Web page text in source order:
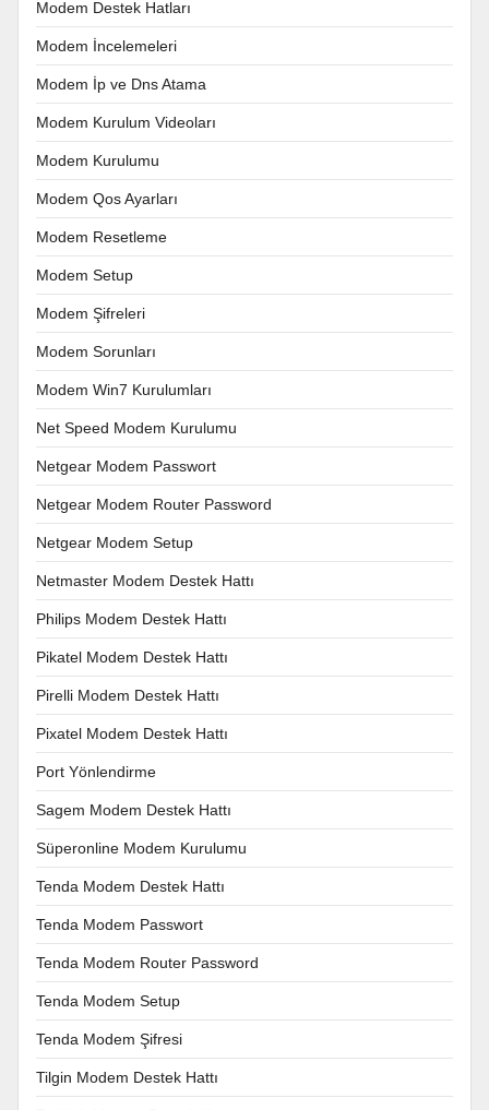
Modem Destek Hatları
Modem İncelemeleri
Modem İp ve Dns Atama
Modem Kurulum Videoları
Modem Kurulumu
Modem Qos Ayarları
Modem Resetleme
Modem Setup
Modem Şifreleri
Modem Sorunları
Modem Win7 Kurulumları
Net Speed Modem Kurulumu
Netgear Modem Passwort
Netgear Modem Router Password
Netgear Modem Setup
Netmaster Modem Destek Hattı
Philips Modem Destek Hattı
Pikatel Modem Destek Hattı
Pirelli Modem Destek Hattı
Pixatel Modem Destek Hattı
Port Yönlendirme
Sagem Modem Destek Hattı
Süperonline Modem Kurulumu
Tenda Modem Destek Hattı
Tenda Modem Passwort
Tenda Modem Router Password
Tenda Modem Setup
Tenda Modem Şifresi
Tilgin Modem Destek Hattı